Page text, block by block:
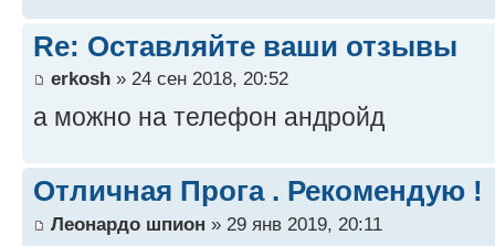
Re: Оставляйте ваши отзывы
erkosh » 24 сен 2018, 20:52
а можно на телефон андройд
Отличная Прога . Рекомендую !
Леонардо шпион » 29 янв 2019, 20:11